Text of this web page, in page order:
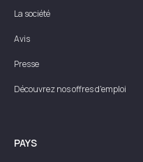
La société
Avis
Presse
Découvrez nos offres d'emploi
PAYS